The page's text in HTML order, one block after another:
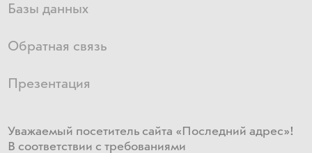
Базы данных
Обратная связь
Презентация
Уважаемый посетитель сайта «Последний адрес»!
В соответствии с требованиями